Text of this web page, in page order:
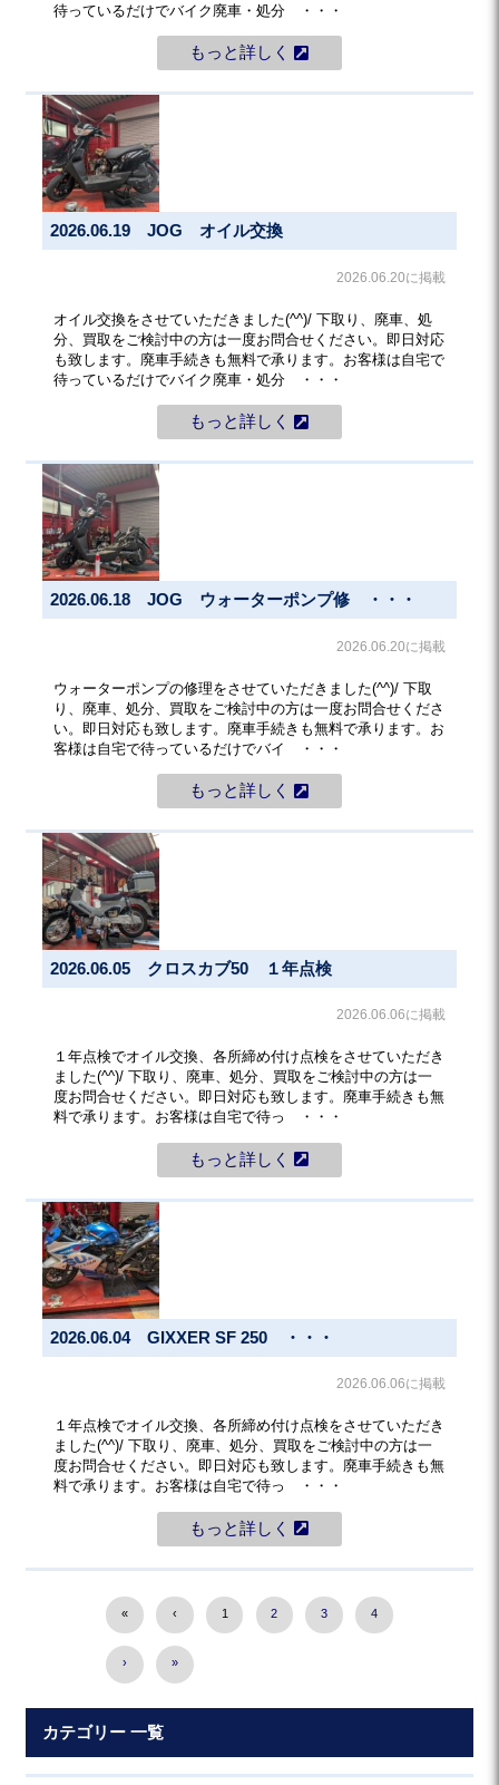
待っているだけでバイク廃車・処分 ・・・
もっと詳しく
2026.06.19 JOG オイル交換
2026.06.20に掲載
オイル交換をさせていただきました(^^)/ 下取り、廃車、処
分、買取をご検討中の方は一度お問合せください。即日対応
も致します。廃車手続きも無料で承ります。お客様は自宅で
待っているだけでバイク廃車・処分 ・・・
もっと詳しく
2026.06.18 JOG ウォーターポンプ修 ・・・
2026.06.20に掲載
ウォーターポンプの修理をさせていただきました(^^)/ 下取
り、廃車、処分、買取をご検討中の方は一度お問合せくださ
い。即日対応も致します。廃車手続きも無料で承ります。お
客様は自宅で待っているだけでバイ ・・・
もっと詳しく
2026.06.05 クロスカブ50 １年点検
2026.06.06に掲載
１年点検でオイル交換、各所締め付け点検をさせていただき
ました(^^)/ 下取り、廃車、処分、買取をご検討中の方は一
度お問合せください。即日対応も致します。廃車手続きも無
料で承ります。お客様は自宅で待っ ・・・
もっと詳しく
2026.06.04 GIXXER SF 250 ・・・
2026.06.06に掲載
１年点検でオイル交換、各所締め付け点検をさせていただき
ました(^^)/ 下取り、廃車、処分、買取をご検討中の方は一
度お問合せください。即日対応も致します。廃車手続きも無
料で承ります。お客様は自宅で待っ ・・・
もっと詳しく
« ‹ 1 2 3 4
› »
カテゴリー 一覧